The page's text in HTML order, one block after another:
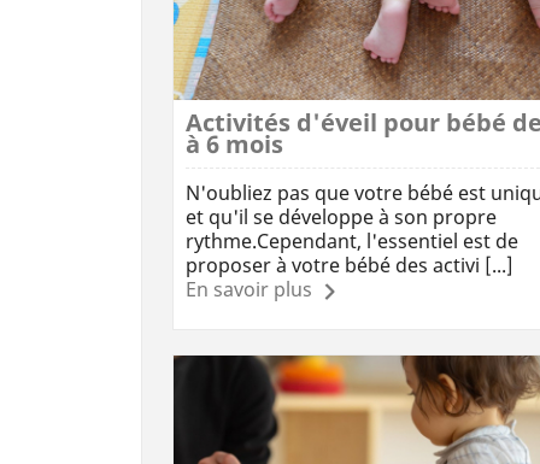
Activités d'éveil pour bébé
à 6 mois
N'oubliez pas que votre bébé est
et qu'il se développe à son propre
rythme.Cependant, l'essentiel est de
proposer à votre bébé des activi [...]
En savoir plus